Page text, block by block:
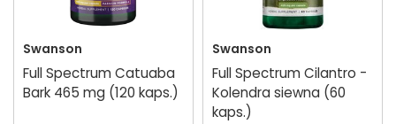
Swanson
Full Spectrum Catuaba
Bark 465 mg (120 kaps.)
Swanson
Full Spectrum Cilantro -
Kolendra siewna (60
kaps.)